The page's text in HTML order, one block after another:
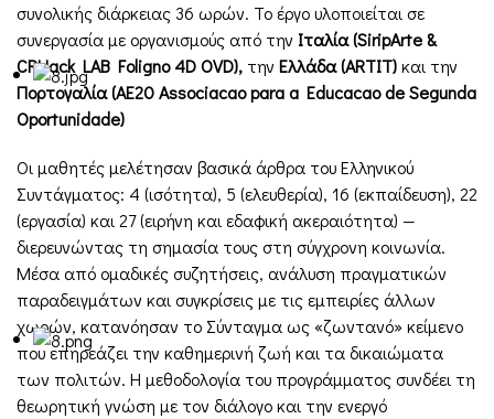
συνολικής διάρκειας 36 ωρών. Το έργο υλοποιείται σε
συνεργασία με οργανισμούς από την Ιταλία (SiripArte &
CRHack LAB Foligno 4D OVD), την Ελλάδα (ARTIT)και την
Πορτογαλία (AE20Associacaoparaa EducacaodeSegunda
Oportunidade)
Οι μαθητές μελέτησαν βασικά άρθρα του Ελληνικού
Συντάγματος: 4 (ισότητα), 5 (ελευθερία), 16 (εκπαίδευση), 22
(εργασία) και 27 (ειρήνη και εδαφική ακεραιότητα) —
διερευνώντας τη σημασία τους στη σύγχρονη κοινωνία.
Μέσα από ομαδικές συζητήσεις, ανάλυση πραγματικών
παραδειγμάτων και συγκρίσεις με τις εμπειρίες άλλων
χωρών, κατανόησαν το Σύνταγμα ως «ζωντανό» κείμενο
που επηρεάζει την καθημερινή ζωή και τα δικαιώματα
των πολιτών. Η μεθοδολογία του προγράμματος συνδέει τη
θεωρητική γνώση με τον διάλογο και την ενεργό